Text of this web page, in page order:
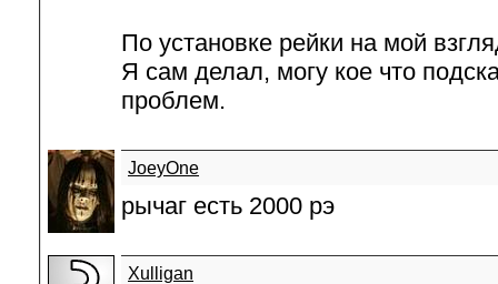
По установке рейки на мой
Я сам делал, могу кое что
проблем.
JoeyOne
рычаг есть 2000 рэ
Xulligan